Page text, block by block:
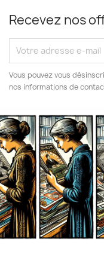
Recevez nos
Vous pouvez vous
nos informations de